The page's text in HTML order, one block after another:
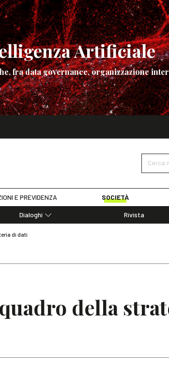
Artificiale
fra data governance, organizzazione
Cerca
E PREVIDENZA SOCIETÀ
Dialoghi
Rivista
di dati
della